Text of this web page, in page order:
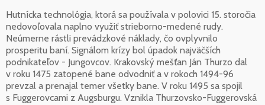
Hutnícka technológia, ktorá sa používala v polovici 15. storočia
nedovoľovala naplno využiť strieborno-medené rudy.
Neúmerne rástli prevádzkové náklady, čo ovplyvnilo
prosperitu baní. Signálom krízy bol úpadok najväčších
podnikateľov - Jungovcov. Krakovský mešťan Ján Thurzo dal
v roku 1475 zatopené bane odvodniť a v rokoch 1494-96
prevzal a prenajal temer všetky bane. V roku 1495 sa spojil
s Fuggerovcami z Augsburgu. Vznikla Thurzovsko-Fuggerovská